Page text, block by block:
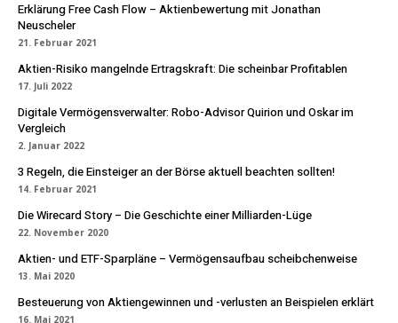
Erklärung Free Cash Flow – Aktienbewertung mit Jonathan
Neuscheler
21. Februar 2021
Aktien-Risiko mangelnde Ertragskraft: Die scheinbar Profitablen
17. Juli 2022
Digitale Vermögensverwalter: Robo-Advisor Quirion und Oskar im
Vergleich
2. Januar 2022
3 Regeln, die Einsteiger an der Börse aktuell beachten sollten!
14. Februar 2021
Die Wirecard Story – Die Geschichte einer Milliarden-Lüge
22. November 2020
Aktien- und ETF-Sparpläne – Vermögensaufbau scheibchenweise
13. Mai 2020
Besteuerung von Aktiengewinnen und -verlusten an Beispielen erklärt
16. Mai 2021